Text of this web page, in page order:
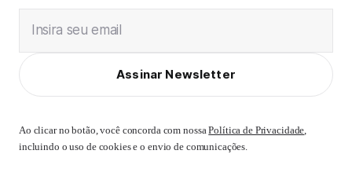
Insira seu email
Assinar Newsletter
Ao clicar no botão, você concorda com nossaPolítica de Privacidade,
incluindo o uso de cookies e o envio de comunicações.